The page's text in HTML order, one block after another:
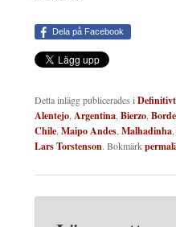
Dela på Facebook
Detta inlägg publicerades i
Alentejo Argentina Bierzo
Chile Maipo Andes Malhadinha
Lars Torstenson. Bokmärk